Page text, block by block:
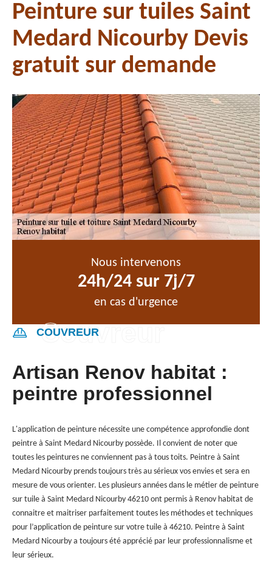
Peinture sur tuiles Saint
Medard Nicourby Devis
gratuit sur demande
Nous intervenons
24h/24 sur 7j/7
en cas d'urgence
COUVREUR
Artisan Renov habitat :
peintre professionnel
L'application de peinture nécessite une compétence approfondie dont
peintre à Saint Medard Nicourby possède. Il convient de noter que
toutes les peintures ne conviennent pas à tous toits. Peintre à Saint
Medard Nicourby prends toujours très au sérieux vos envies et sera en
mesure de vous orienter. Les plusieurs années dans le métier de peinture
sur tuile à Saint Medard Nicourby 46210 ont permis à Renov habitat de
connaitre et maitriser parfaitement toutes les méthodes et techniques
pour l’application de peinture sur votre tuile à 46210. Peintre à Saint
Medard Nicourby a toujours été apprécié par leur professionnalisme et
leur sérieux.